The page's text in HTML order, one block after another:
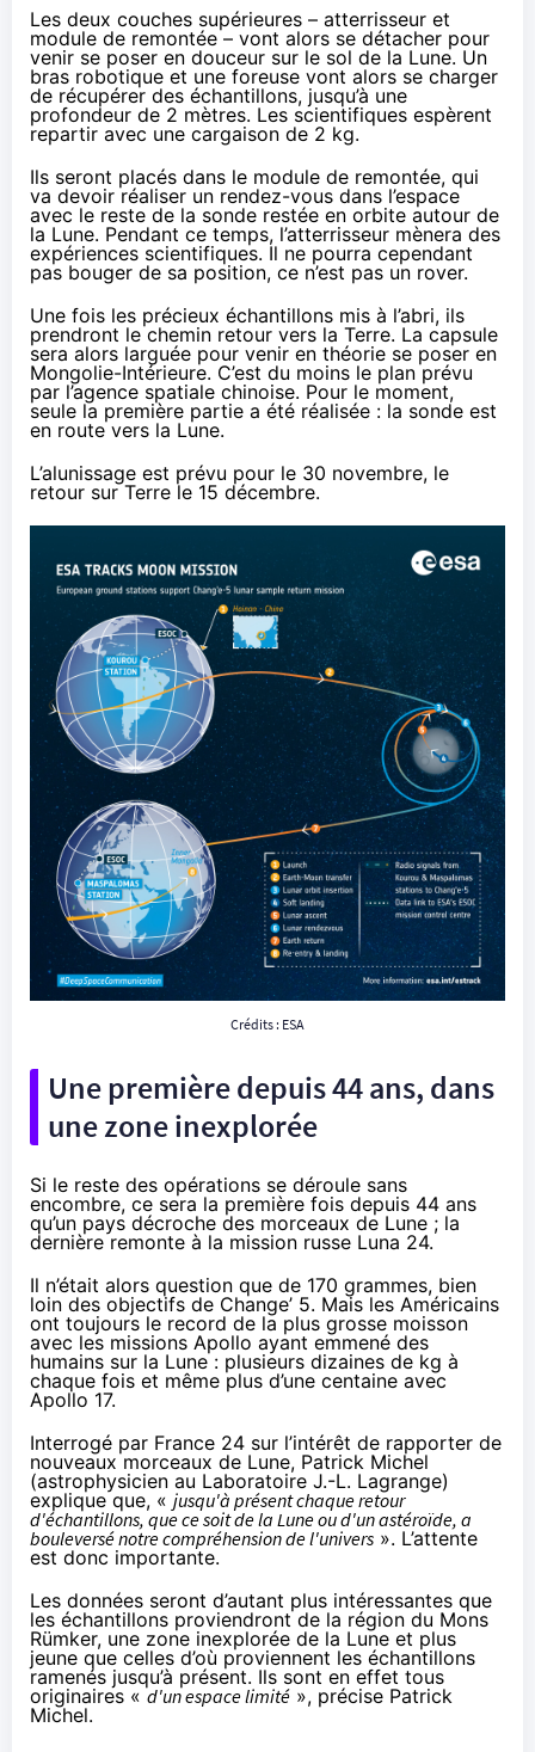
Les deux couches supérieures – atterrisseur et
module de remontée – vont alors se détacher pour
venir se poser en douceur sur le sol de la Lune. Un
bras robotique et une foreuse vont alors se charger
de récupérer des échantillons, jusqu’à une
profondeur de 2 mètres. Les scientifiques espèrent
repartir avec une cargaison de 2 kg.
Ils seront placés dans le module de remontée, qui
va devoir réaliser un rendez-vous dans l’espace
avec le reste de la sonde restée en orbite autour de
la Lune. Pendant ce temps, l’atterrisseur mènera des
expériences scientifiques. Il ne pourra cependant
pas bouger de sa position, ce n’est pas un rover.
Une fois les précieux échantillons mis à l’abri, ils
prendront le chemin retour vers la Terre. La capsule
sera alors larguée pour venir en théorie se poser en
Mongolie-Intérieure. C’est du moins le plan prévu
par l’agence spatiale chinoise. Pour le moment,
seule la première partie a été réalisée : la sonde est
en route vers la Lune.
L’alunissage est prévu pour le 30 novembre, le
retour sur Terre le 15 décembre.
Crédits : ESA
Une première depuis 44 ans, dans
une zone inexplorée
Si le reste des opérations se déroule sans
encombre, ce sera la première fois depuis 44 ans
qu’un pays décroche des morceaux de Lune ; la
dernière remonte à la mission russe Luna 24.
Il n’était alors question que de 170 grammes, bien
loin des objectifs de Change’ 5. Mais les Américains
ont toujours le record de la plus grosse moisson
avec les missions Apollo ayant emmené des
humains sur la Lune : plusieurs dizaines de kg à
chaque fois et même plus d’une centaine avec
Apollo 17.
Interrogé par France 24 sur l’intérêt de rapporter de
nouveaux morceaux de Lune, Patrick Michel
(astrophysicien au Laboratoire J.-L. Lagrange)
explique que, « jusqu'à présent chaque retour
d'échantillons, que ce soit de la Lune ou d'un astéroïde, a
bouleversé notre compréhension de l'univers ». L’attente
est donc importante.
Les données seront d’autant plus intéressantes que
les échantillons proviendront de la région du Mons
Rümker, une zone inexplorée de la Lune et plus
jeune que celles d’où proviennent les échantillons
ramenés jusqu’à présent. Ils sont en effet tous
originaires «d'un espace limité », précise Patrick
Michel.